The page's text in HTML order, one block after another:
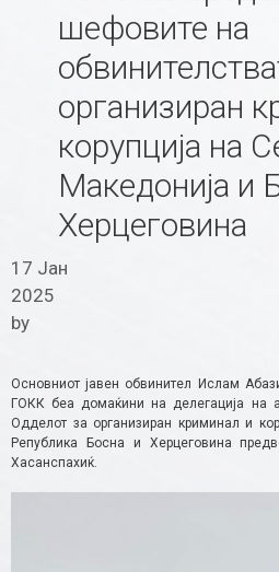
шефовите на
организиран
корупција на
Македонија и
Херцеговина
17 Јан
2025
by
Основниот јавен обвинител Ислам
ГОКК беа домаќини на делегација на
Одделот за организиран криминал и
Република Босна и Херцеговина
Хасанспахиќ.